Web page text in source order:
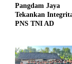
Pangdam Jaya
Tekankan
PNS TNI AD